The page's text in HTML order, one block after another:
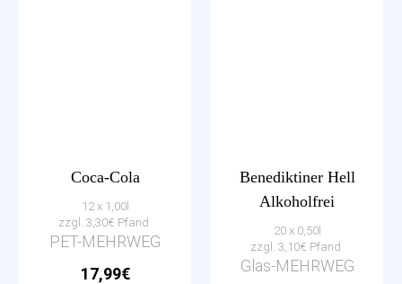
Coca-Cola
12 x 1,00l
zzgl. 3,30€ Pfand
PET-MEHRWEG
17,99€
Benediktiner Hell
Alkoholfrei
20 x 0,50l
zzgl. 3,10€ Pfand
Glas-MEHRWEG